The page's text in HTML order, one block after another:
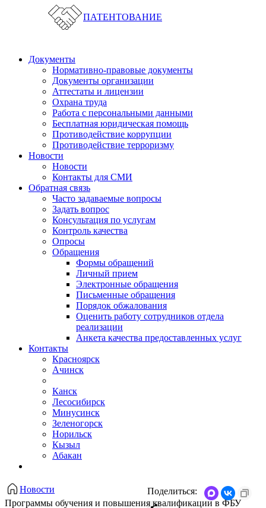
ПАТЕНТОВАНИЕ
Документы
Нормативно-правовые документы
Документы организации
Аттестаты и лицензии
Охрана труда
Работа с персональными данными
Бесплатная юридическая помощь
Противодействие коррупции
Противодействие терроризму
Новости
Новости
Контакты для СМИ
Обратная связь
Часто задаваемые вопросы
Задать вопрос
Консультация по услугам
Контроль качества
Опросы
Обращения
Формы обращений
Личный прием
Электронные обращения
Письменные обращения
Порядок обжалования
Оценить работу сотрудников отдела
реализации
Анкета качества предоставленных услуг
Контакты
Красноярск
Ачинск
Канск
Лесосибирск
Минусинск
Зеленогорск
Норильск
Кызыл
Абакан
Новости
​Программы обучения и повышения квалификации в ФБУ
Поделиться: